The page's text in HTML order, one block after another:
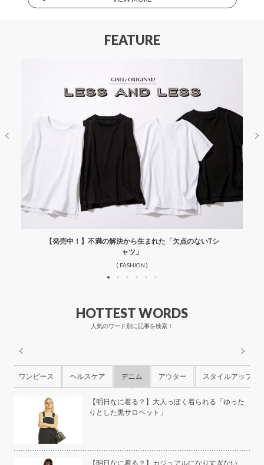
FEATURE
【発売中！】不満の解決から生まれた「欠点のないTシ
ャツ」
( FASHION )
HOTTEST WORDS
人気のワード別に記事を検索！
ワンピース ヘルスケア デニム アウター スタイルアップ
【明日なに着る？】大人っぽく着られる「ゆった
りとした黒サロペット」
【明日なに着る？】カジュアルになりすぎない